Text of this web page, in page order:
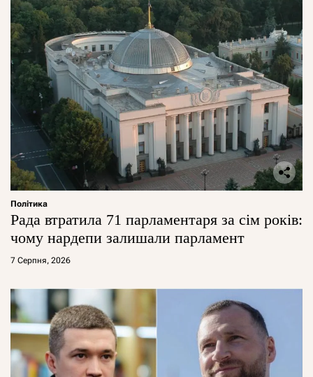
Політика
Рада втратила 71 парламентаря за сім років:
чому нардепи залишали парламент
7 Серпня, 2026